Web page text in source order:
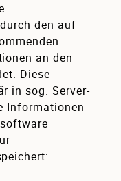
den auf
an den
Diese
in sog. Server-
Informationen